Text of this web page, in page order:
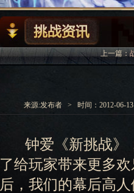
上一篇：
来源:发布者 > 时间：2012-06-13
钟爱《新挑战》
了给玩家带来更多
后，我们的幕后高